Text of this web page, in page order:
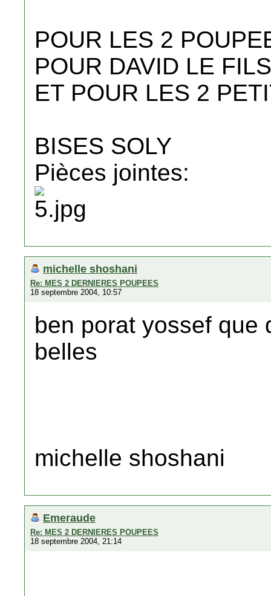
POUR LES 2
POUR DAVID LE
ET POUR LES 2
BISES SOLY
Pièces jointes:
michelle shoshani
Re: MES 2 DERNIERES POUPEES
18 septembre 2004, 10:57
ben porat yossef que
belles
michelle shoshani
Emeraude
Re: MES 2 DERNIERES POUPEES
18 septembre 2004, 21:14